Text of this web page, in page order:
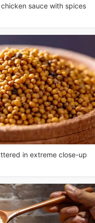
sauce with spices
in extreme close-up